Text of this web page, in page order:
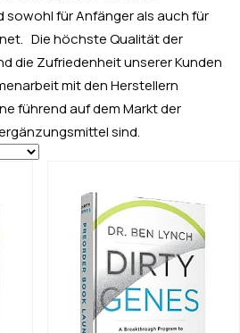
sowohl für Anfänger als auch für
Die höchste Qualität der
die Zufriedenheit unserer Kunden
mit den Herstellern
führend auf dem Markt der
sind.